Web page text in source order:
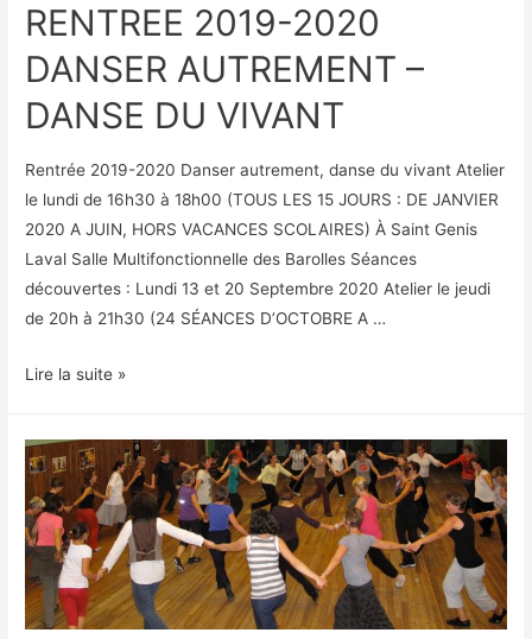
RENTREE 2019-2020
DANSER AUTREMENT –
DANSE DU VIVANT
Rentrée 2019-2020 Danser autrement, danse du vivant Atelier
le lundi de 16h30 à 18h00 (TOUS LES 15 JOURS : DE JANVIER
2020 A JUIN, HORS VACANCES SCOLAIRES) À Saint Genis
Laval Salle Multifonctionnelle des Barolles Séances
découvertes : Lundi 13 et 20 Septembre 2020 Atelier le jeudi
de 20h à 21h30 (24 SÉANCES D’OCTOBRE A …
RENTREE
DANSER
AUTREMENT
–
DANSE
DU
VIVANT
Lire la suite »